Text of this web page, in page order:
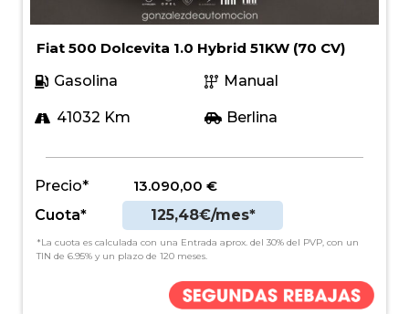
Fiat 500 Dolcevita 1.0 Hybrid 51KW (70 CV)
Gasolina
Manual
41032 Km Berlina
Precio* 13.090,00 €
Cuota*
125,48€/mes*
*La cuota es calculada con una Entrada aprox. del 30% del PVP, con un
TIN de 6.95% y un plazo de 120 meses.